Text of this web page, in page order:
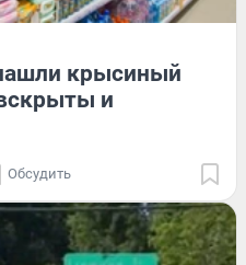
крысиный
и
Обсудить